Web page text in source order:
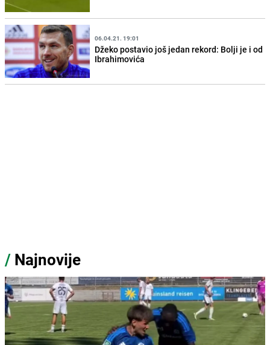
06.04.21. 19:01
Džeko postavio još jedan rekord: Bolji je i od
Ibrahimovića
/ Najnovije